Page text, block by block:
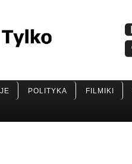
POLITYKA FILMIKI